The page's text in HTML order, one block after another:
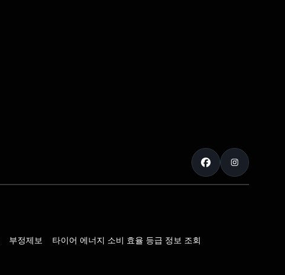
부정제보
타이어 에너지 소비 효율 등급 정보 조회